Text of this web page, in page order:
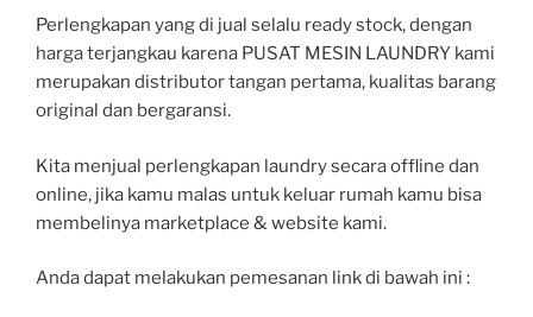
Perlengkapan yang di jual selalu ready stock, dengan
harga terjangkau karena PUSAT MESIN LAUNDRY kami
merupakan distributor tangan pertama, kualitas barang
original dan bergaransi.
Kita menjual perlengkapan laundry secara offline dan
online, jika kamu malas untuk keluar rumah kamu bisa
membelinya marketplace & website kami.
Anda dapat melakukan pemesanan link di bawah ini :